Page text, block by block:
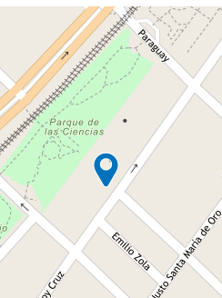
Cultural de la Ciencia